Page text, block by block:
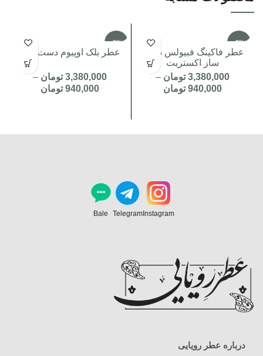
-3%
عطر فاکینگ فبیولس دست
ساز اکستریت
3,380,000 تومان –
940,000 تومان
-3%
عطر بلک اوپیوم دست ساز
3,380,000 تومان –
940,000 تومان
Instagram
Telegram
Bale
درباره عطر رویایی